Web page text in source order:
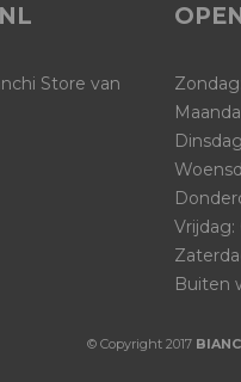
Store van
Buiten
© Copyright 2017